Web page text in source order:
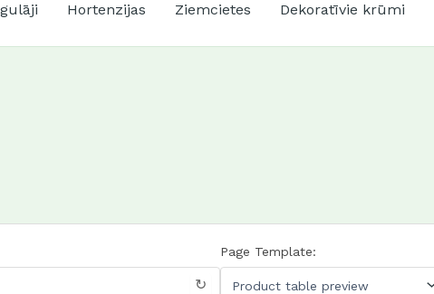
Hortenzijas Ziemcietes Dekoratīvie krūmi
↻
Page Template: